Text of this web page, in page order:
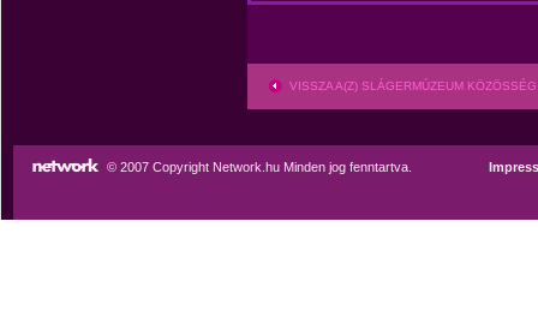
VISSZA A(Z) SLÁGERMÚZEUM
© 2007 Copyright Network.hu Minden jog fenntartva.